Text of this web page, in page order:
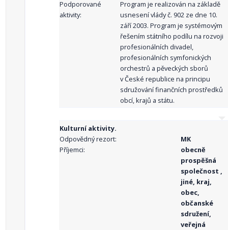
Podporované
aktivity:
Program je realizován na základě
usnesení vlády č. 902 ze dne 10.
září 2003. Program je systémovým
řešením státního podílu na rozvoji
profesionálních divadel,
profesionálních symfonických
orchestrů a pěveckých sborů
v České republice na principu
sdružování finančních prostředků
obcí, krajů a státu.
Kulturní aktivity.
Odpovědný rezort:
MK
Příjemci:
obecně
prospěšná
společnost ,
jiné, kraj,
obec,
občanské
sdružení,
veřejná